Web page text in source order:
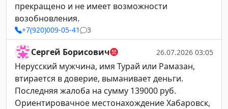
прекращено и не имеет возможности
возобновления.
+7(920)009-05-41 3
Сергей Борисович 26.07.2026 03:05
Нерусский мужчина, имя Турай или Рамазан,
втирается в доверие, выманивает деньги.
Последняя жалоба на сумму 139000 руб.
Ориентировачное местонахождение Хабаровск,